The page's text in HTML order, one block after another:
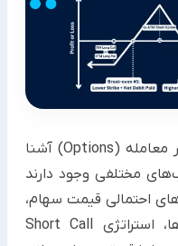
اگر شما با دنیای قراردادهای اختیار معامله (Options) آشنا
مختلفی وجود دارند
احتمالی قیمت سهام،
سود گرفت. یکی از این ترکیب‌ها، استراتژی Short Call